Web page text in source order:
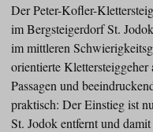
Der Peter-Kofler-
im Bergsteigerdorf St.
im mittleren
orientierte
Passagen und
praktisch: Der Einstieg ist
St. Jodok entfernt und